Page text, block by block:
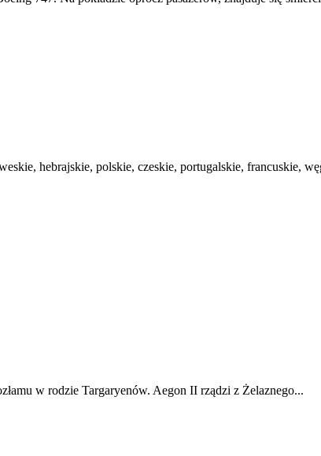
hebrajskie, polskie, czeskie, portugalskie, francuskie,
w rodzie Targaryenów. Aegon II rządzi z Żelaznego...